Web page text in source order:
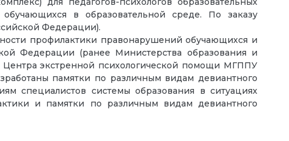
в образовательной среде. По заказу
Федерации).
профилактики правонарушений обучающихся и
Федерации (ранее Министерства образования и
Центра экстренной психологической помощи МГППУ
памятки по различным видам девиантного
специалистов системы образования в ситуациях
и памятки по различным видам девиантного